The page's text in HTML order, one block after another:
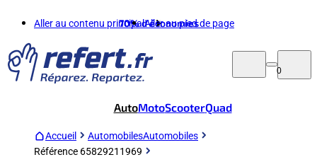
Aller au contenu principalAller au pied de page
70%d'économies
0
AutoMotoScooterQuad
Accueil AutomobilesAutomobiles
Référence 65829211969